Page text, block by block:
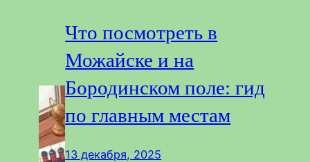
Что посмотреть в
Можайске и на
Бородинском поле: гид
по главным местам
13 декабря, 2025